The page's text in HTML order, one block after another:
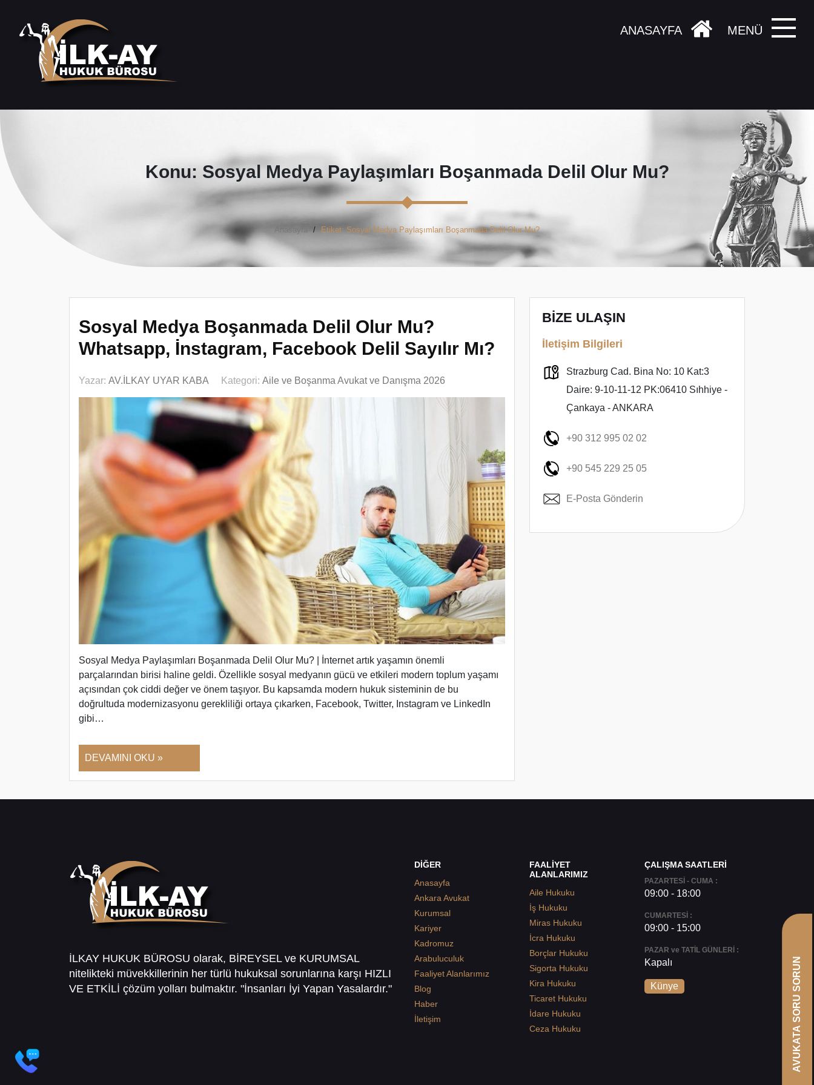
MENÜ
ANASAYFA
Konu: Sosyal Medya Paylaşımları Boşanmada Delil Olur Mu?
Anasayfa Etiket: Sosyal Medya Paylaşımları Boşanmada Delil Olur Mu?
Sosyal Medya Boşanmada Delil Olur Mu?
Whatsapp, İnstagram, Facebook Delil Sayılır Mı?
Yazar: AV.İLKAY UYAR KABA Kategori: Aile ve Boşanma Avukat ve Danışma 2026
Sosyal Medya Paylaşımları Boşanmada Delil Olur Mu? | İnternet artık yaşamın önemli
parçalarından birisi haline geldi. Özellikle sosyal medyanın gücü ve etkileri modern toplum yaşamı
açısından çok ciddi değer ve önem taşıyor. Bu kapsamda modern hukuk sisteminin de bu
doğrultuda modernizasyonu gerekliliği ortaya çıkarken, Facebook, Twitter, Instagram ve LinkedIn
gibi…
DEVAMINI OKU »
BİZE ULAŞIN
İletişim Bilgileri
Strazburg Cad. Bina No: 10 Kat:3
Daire: 9-10-11-12 PK:06410 Sıhhiye -
Çankaya - ANKARA
+90 312 995 02 02
+90 545 229 25 05
E-Posta Gönderin
İLKAY HUKUK BÜROSU olarak, BİREYSEL ve KURUMSAL
nitelikteki müvekkillerinin her türlü hukuksal sorunlarına karşı HIZLI
VE ETKİLİ çözüm yolları bulmaktır. "İnsanları İyi Yapan Yasalardır."
DİĞER
Anasayfa
Ankara Avukat
Kurumsal
Kariyer
Kadromuz
Arabuluculuk
Faaliyet Alanlarımız
Blog
Haber
İletişim
FAALİYET
ALANLARIMIZ
Aile Hukuku
İş Hukuku
Miras Hukuku
İcra Hukuku
Borçlar Hukuku
Sigorta Hukuku
Kira Hukuku
Ticaret Hukuku
İdare Hukuku
Ceza Hukuku
ÇALIŞMA SAATLERİ
PAZARTESİ - CUMA :
09:00 - 18:00
CUMARTESİ :
09:00 - 15:00
PAZAR ve TATİL GÜNLERİ :
Kapalı
Künye AVUKATA SORU SORUN